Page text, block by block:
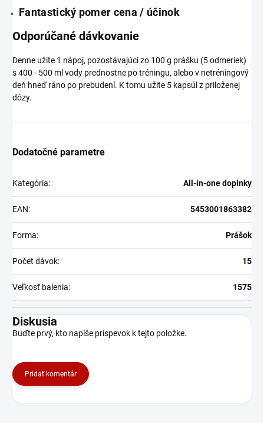
Fantastický pomer cena / účinok
Odporúčané dávkovanie
Denne užite 1 nápoj, pozostávajúci zo 100 g prášku (5 odmeriek)
s 400 - 500 ml vody prednostne po tréningu, alebo v netréningový
deň hneď ráno po prebudení. K tomu užite 5 kapsúl z priloženej
dózy.
Dodatočné parametre
Kategória: All-in-one doplnky
EAN: 5453001863382
Forma: Prášok
Počet dávok: 15
Veľkosť balenia: 1575
Diskusia
Buďte prvý, kto napíše príspevok k tejto položke.
Pridať komentár